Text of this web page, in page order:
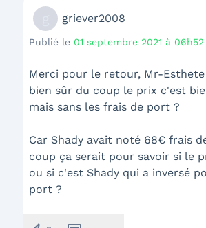
griever2008
Publié le 01 septembre 2021 à 06h52
Merci pour le retour, Mr-
bien sûr du coup le prix c'est
mais sans les frais de port ?
Car Shady avait noté 68€ frais
coup ça serait pour savoir si le
ou si c'est Shady qui a inversé
port ?